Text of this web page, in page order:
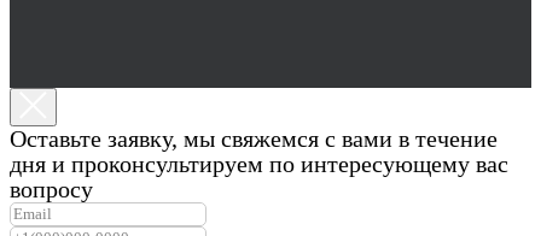
Оставьте заявку, мы свяжемся с вами в течение
дня и проконсультируем по интересующему вас
вопросу